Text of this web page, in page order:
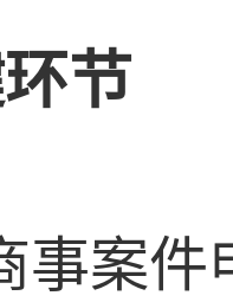
节
事案件